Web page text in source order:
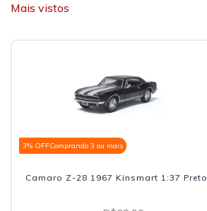
Mais vistos
3% OFFComprando 3 ou mais
Camaro Z-28 1967 Kinsmart 1:37 Preto